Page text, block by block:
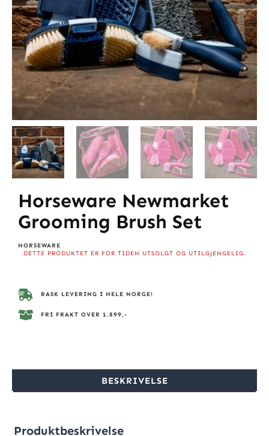
Horseware Newmarket
Grooming Brush Set
HORSEWARE
DETTE PRODUKTET ER FOR TIDEN UTSOLGT OG UTILGJENGELIG.
RASK LEVERING I HELE NORGE!
FRI FRAKT OVER 1.899,-
BESKRIVELSE
Produktbeskrivelse